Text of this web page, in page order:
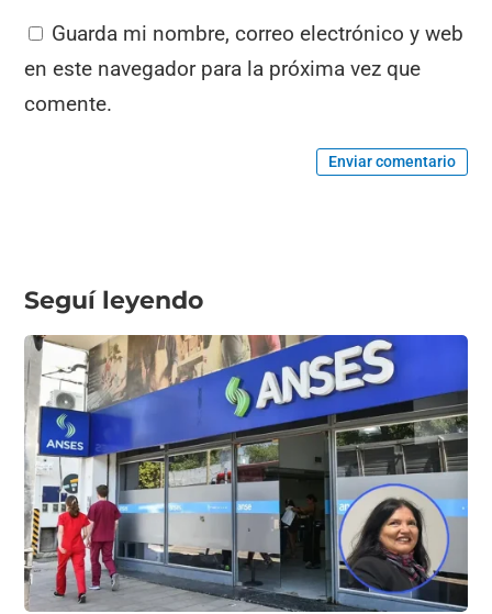
Guarda mi nombre, correo electrónico y web
en este navegador para la próxima vez que
comente.
Enviar comentario
Seguí leyendo